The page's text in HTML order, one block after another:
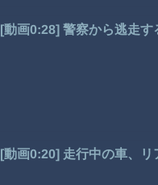
[動画0:28] 警察から逃走
[動画0:20] 走行中の車、リ